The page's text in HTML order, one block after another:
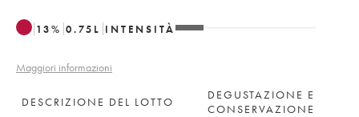
13% 0.75 L INTENSITÀ
Maggiori informazioni
DESCRIZIONE DEL LOTTO
DEGUSTAZIONE E
CONSERVAZIONE